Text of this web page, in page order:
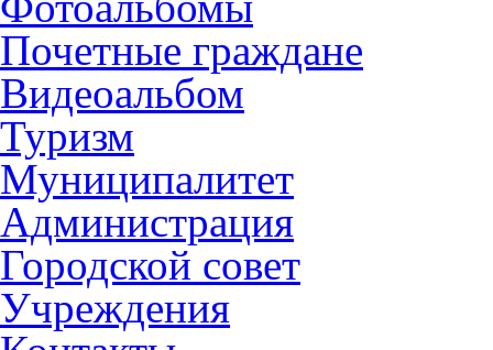
Почетные граждане
Видеоальбом
Туризм
Муниципалитет
Администрация
Городской совет
Учреждения